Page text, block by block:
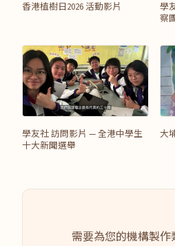
香港植樹日2026 活動影片
學
察
學友社 訪問影片 — 全港中學生
十大新聞選舉
大
需要為您的機構製作